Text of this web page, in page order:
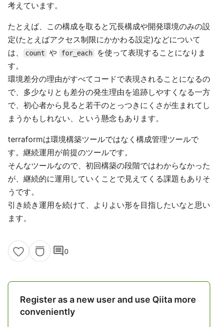
考えています。
たとえば、この構成を取ると冗長構成や開発環境のみの設
定(たとえばアクセス制限にかかわる設定)などについて
は、
count や for_each
を使って表現することになりま
す。
環境差分の理由がすべてコードで表現されることになるの
で、多少なりとも差分の発生理由を追跡しやすくなる一方
で、初心者から見ると若干のとっつきにくさが生まれてし
まうかもしれない、という懸念もあります。
terraformは環境構築ツールではなく構成管理ツールで
す。継続運用が前提のツールです。
そんなツールなので、初回構築の段階ではわからなかった
が、継続的に運用していくことで見えてくる課題もありそ
うです。
引き続き運用を続けて、よりよい形を目指したいなと思い
ます。
comment0
Register as a new user and use Qiita more
conveniently